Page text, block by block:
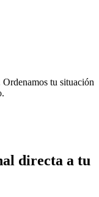
que
para
tu situación
directa a tu